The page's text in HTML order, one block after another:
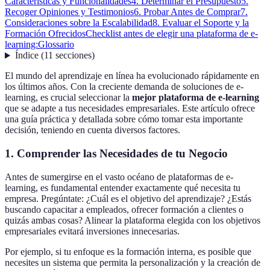
Recoger Opiniones y Testimonios6. Probar Antes de Comprar7.
Consideraciones sobre la Escalabilidad8. Evaluar el Soporte y la
Formación OfrecidosChecklist antes de elegir una plataforma de e-
learning:Glossario
Índice(11 secciones)
El mundo del aprendizaje en línea ha evolucionado rápidamente en
los últimos años. Con la creciente demanda de soluciones de e-
learning, es crucial seleccionar la mejor plataforma de e-learning
que se adapte a tus necesidades empresariales. Este artículo ofrece
una guía práctica y detallada sobre cómo tomar esta importante
decisión, teniendo en cuenta diversos factores.
1. Comprender las Necesidades de tu Negocio
Antes de sumergirse en el vasto océano de plataformas de e-
learning, es fundamental entender exactamente qué necesita tu
empresa. Pregúntate: ¿Cuál es el objetivo del aprendizaje? ¿Estás
buscando capacitar a empleados, ofrecer formación a clientes o
quizás ambas cosas? Alinear la plataforma elegida con los objetivos
empresariales evitará inversiones innecesarias.
Por ejemplo, si tu enfoque es la formación interna, es posible que
necesites un sistema que permita la personalización y la creación de